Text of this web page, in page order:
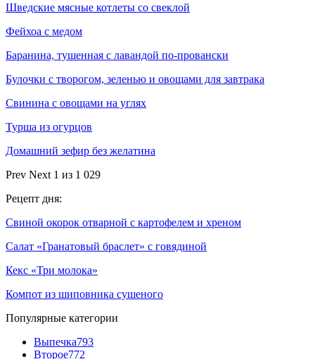
Шведские мясные котлеты со свеклой
Фейхоа с медом
Баранина, тушенная с лавандой по-провански
Булочки с творогом, зеленью и овощами для завтрака
Свинина с овощами на углях
Турша из огурцов
Домашний зефир без желатина
Prev Next 1 из 1 029
Рецепт дня:
Свиной окорок отварной с картофелем и хреном
Салат «Гранатовый браслет» с говядиной
Кекс «Три молока»
Компот из шиповника сушеного
Популярные категории
Выпечка793
Второе772